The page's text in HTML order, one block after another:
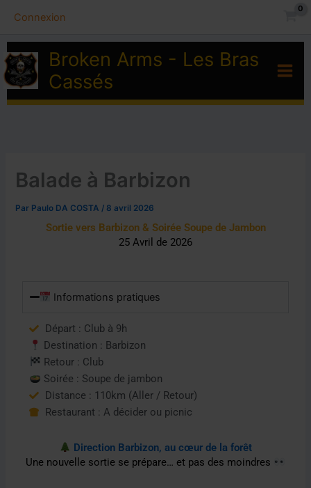
contenu
Connexion
Broken Arms - Les Bras
Cassés
Balade à Barbizon
Par Paulo DA COSTA / 8 avril 2026
Sortie vers Barbizon & Soirée Soupe de Jambon
25 Avril de 2026
Informations pratiques
Départ : Club à 9h
Destination : Barbizon
Retour : Club
Soirée : Soupe de jambon
Distance : 110km (Aller / Retour)
Restaurant : A décider ou picnic
Direction Barbizon, au cœur de la forêt
Une nouvelle sortie se prépare… et pas des moindres